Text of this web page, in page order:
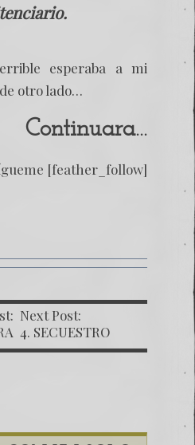
esperaba a mi
otro lado…
Continuara…
[feather_follow]
Next Post:
4. SECUESTRO
ESTATAL